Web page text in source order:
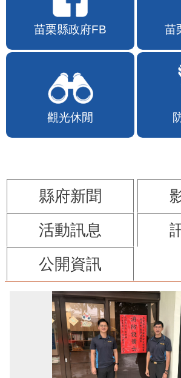
苗栗縣政府FB 苗
觀光休閒
縣府新聞
活動訊息
公開資訊